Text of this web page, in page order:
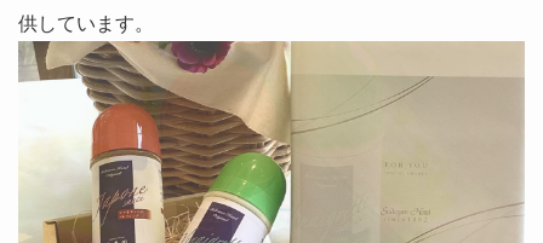
供しています。